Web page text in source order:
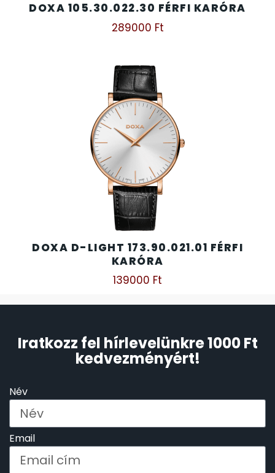
DOXA 105.30.022.30 FÉRFI KARÓRA
289000 Ft
DOXA D-LIGHT 173.90.021.01 FÉRFI
KARÓRA
139000 Ft
Iratkozz fel hírlevelünkre 1000 Ft
kedvezményért!
Név
Email